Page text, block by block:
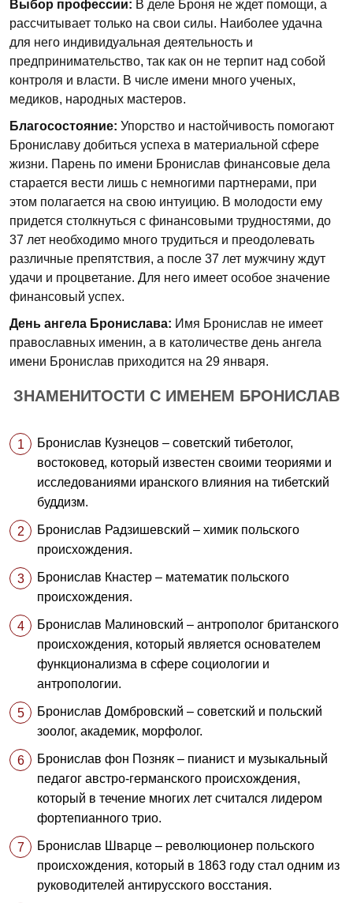
Выбор профессии: В деле Броня не ждет помощи, а
рассчитывает только на свои силы. Наиболее удачна
для него индивидуальная деятельность и
предпринимательство, так как он не терпит над собой
контроля и власти. В числе имени много ученых,
медиков, народных мастеров.
Благосостояние: Упорство и настойчивость помогают
Брониславу добиться успеха в материальной сфере
жизни. Парень по имени Бронислав финансовые дела
старается вести лишь с немногими партнерами, при
этом полагается на свою интуицию. В молодости ему
придется столкнуться с финансовыми трудностями, до
37 лет необходимо много трудиться и преодолевать
различные препятствия, а после 37 лет мужчину ждут
удачи и процветание. Для него имеет особое значение
финансовый успех.
День ангела Бронислава: Имя Бронислав не имеет
православных именин, а в католичестве день ангела
имени Бронислав приходится на 29 января.
ЗНАМЕНИТОСТИ С ИМЕНЕМ БРОНИСЛАВ
Бронислав Кузнецов – советский тибетолог,
востоковед, который известен своими теориями и
исследованиями иранского влияния на тибетский
буддизм.
Бронислав Радзишевский – химик польского
происхождения.
Бронислав Кнастер – математик польского
происхождения.
Бронислав Малиновский – антрополог британского
происхождения, который является основателем
функционализма в сфере социологии и
антропологии.
Бронислав Домбровский – советский и польский
зоолог, академик, морфолог.
Бронислав фон Позняк – пианист и музыкальный
педагог австро-германского происхождения,
который в течение многих лет считался лидером
фортепианного трио.
Бронислав Шварце – революционер польского
происхождения, который в 1863 году стал одним из
руководителей антирусского восстания.